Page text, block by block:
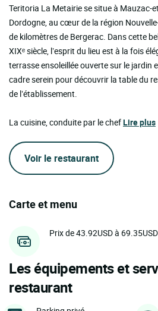
Teritoria La Metairie se situe à Mauzac-
Dordogne, au cœur de la région
de kilomètres de Bergerac. Dans cette
XIXᵉ siècle, l’esprit du lieu est à la fois
terrasse ensoleillée ouverte sur le jardin
cadre serein pour découvrir la table du
de l’établissement.
La cuisine, conduite par le chefLire plus
Voir le restaurant
Carte et menu
Prix de 43.92USD à 69.35USD
Les équipements et
restaurant